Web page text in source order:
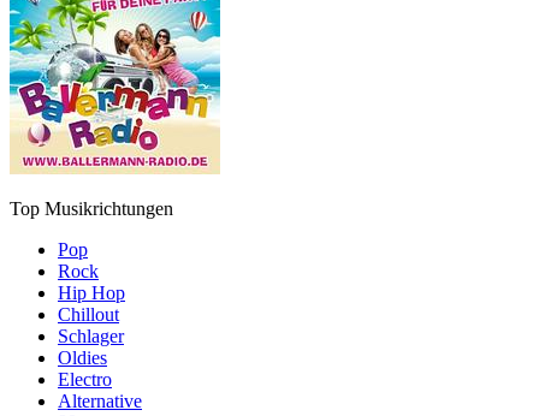
Top Musikrichtungen
Pop
Rock
Hip Hop
Chillout
Schlager
Oldies
Electro
Alternative